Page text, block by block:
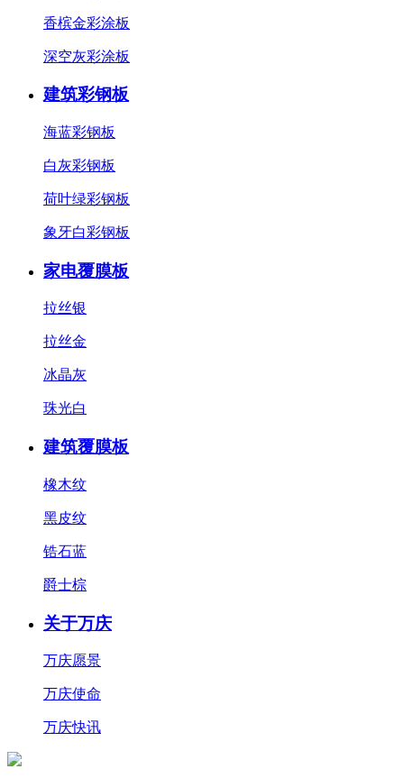
香槟金彩涂板
深空灰彩涂板
建筑彩钢板
海蓝彩钢板
白灰彩钢板
荷叶绿彩钢板
象牙白彩钢板
家电覆膜板
拉丝银
拉丝金
冰晶灰
珠光白
建筑覆膜板
橡木纹
黑皮纹
锆石蓝
爵士棕
关于万庆
万庆愿景
万庆使命
万庆快讯